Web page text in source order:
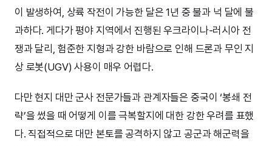
이 발생하여, 상륙 작전이 가능한 달은 1년 중 불과 넉 달에 불
과하다. 게다가 평야 지역에서 진행된 우크라이나-러시아 전
쟁과 달리, 험준한 지형과 강한 바람으로 인해 드론과 무인 지
상 로봇(UGV) 사용이 매우 어렵다.
다만 현지 대만 군사 전문가들과 관계자들은 중국이 ‘봉쇄 전
략’을 썼을 때 어떻게 이를 극복할지에 대한 강한 우려를 표했
다. 직접적으로 대만 본토를 공격하지 않고 공군과 해군력을